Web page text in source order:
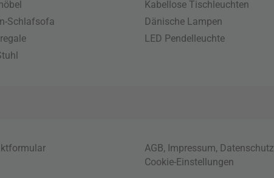
Schlafsofa
Kabellose Tischleuchten
Dänische Lampen
LED Pendelleuchte
AGB, Impressum, Datenschutz
Cookie-Einstellungen